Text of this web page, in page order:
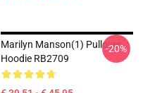
Marilyn Manson(1) Pullover
Hoodie RB2709
-20%